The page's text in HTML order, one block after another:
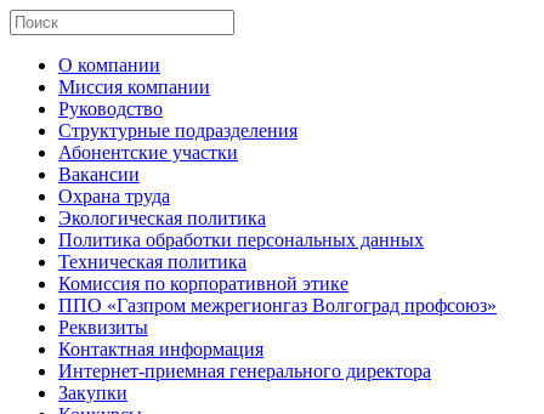
О компании
Миссия компании
Руководство
Структурные подразделения
Абонентские участки
Вакансии
Охрана труда
Экологическая политика
Политика обработки персональных данных
Техническая политика
Комиссия по корпоративной этике
ППО «Газпром межрегионгаз Волгоград профсоюз»
Реквизиты
Контактная информация
Интернет-приемная генерального директора
Закупки